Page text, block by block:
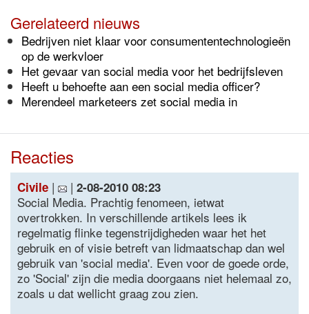
Gerelateerd nieuws
Bedrijven niet klaar voor consumententechnologieën
op de werkvloer
Het gevaar van social media voor het bedrijfsleven
Heeft u behoefte aan een social media officer?
Merendeel marketeers zet social media in
Reacties
Civile | | 2-08-2010 08:23
Social Media. Prachtig fenomeen, ietwat
overtrokken. In verschillende artikels lees ik
regelmatig flinke tegenstrijdigheden waar het het
gebruik en of visie betreft van lidmaatschap dan wel
gebruik van 'social media'. Even voor de goede orde,
zo 'Social' zijn die media doorgaans niet helemaal zo,
zoals u dat wellicht graag zou zien.